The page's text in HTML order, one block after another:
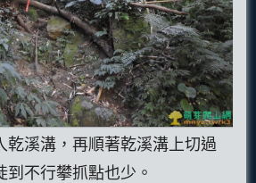
溪溝，再順著乾溪溝上切過
不行攀抓點也少。